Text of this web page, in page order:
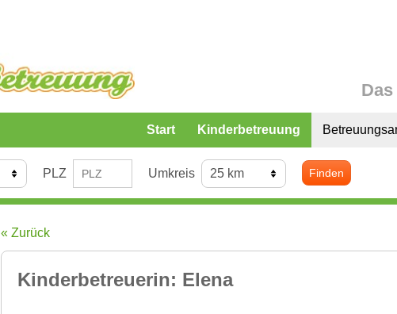
Start Kinderbetreuung
PLZ Umkreis Finden
« Zurück
Kinderbetreuerin: Elena